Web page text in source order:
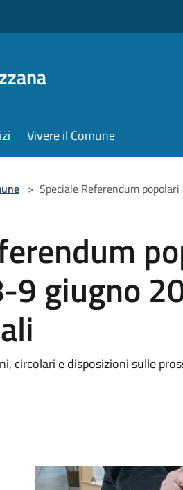
Vivere il Comune
> Speciale Referendum
9 giugno
circolari e disposizioni sulle